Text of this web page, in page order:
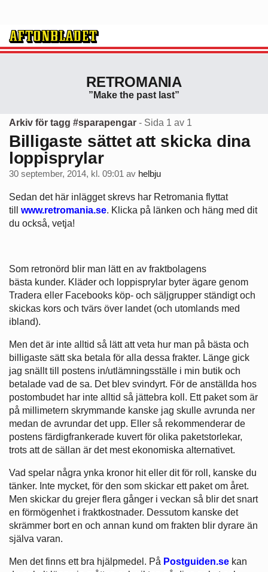
RETROMANIA
”Make the past last”
Arkiv för tagg #sparapengar - Sida 1 av 1
Billigaste sättet att skicka dina
loppisprylar
30 september, 2014, kl. 09:01 av helbju
Sedan det här inlägget skrevs har Retromania flyttat
till
www.retromania.se. Klicka på länken och häng med dit
du också, vetja!
Som retronörd blir man lätt en av fraktbolagens
bästa kunder. Kläder och loppisprylar byter ägare genom
Tradera eller Facebooks köp- och säljgrupper ständigt och
skickas kors och tvärs över landet (och utomlands med
ibland).
Men det är inte alltid så lätt att veta hur man på bästa och
billigaste sätt ska betala för alla dessa frakter. Länge gick
jag snällt till postens in/utlämningsställe i min butik och
betalade vad de sa. Det blev svindyrt. För de anställda hos
postombudet har inte alltid så jättebra koll. Ett paket som är
på millimetern skrymmande kanske jag skulle avrunda ner
medan de avrundar det upp. Eller så rekommenderar de
postens färdigfrankerade kuvert för olika paketstorlekar,
trots att de sällan är det mest ekonomiska alternativet.
Vad spelar några ynka kronor hit eller dit för roll, kanske du
tänker. Inte mycket, för den som skickar ett paket om året.
Men skickar du grejer flera gånger i veckan så blir det snart
en förmögenhet i fraktkostnader. Dessutom kanske det
skrämmer bort en och annan kund om frakten blir dyrare än
själva varan.
Men det finns ett bra hjälpmedel. På Postguiden.se kan